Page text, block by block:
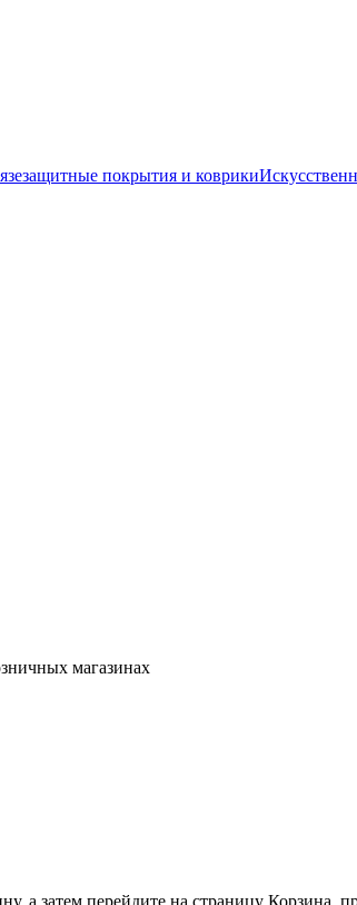
покрытия и коврики
магазинах
а затем перейдите на страницу Корзина,